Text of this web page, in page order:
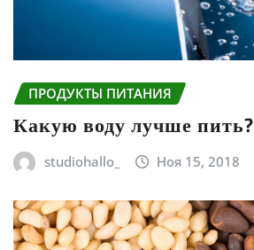
ПРОДУКТЫ ПИТАНИЯ
Какую воду лучше пить?
studiohallo_ Ноя 15, 2018